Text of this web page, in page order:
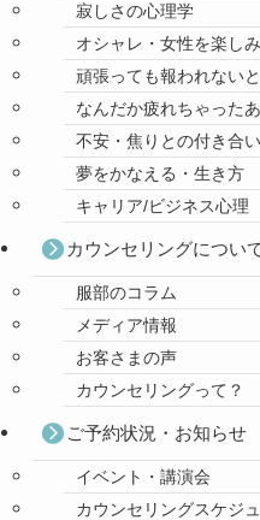
寂しさの心理学
オシャレ・女性を楽し
頑張っても報われない
なんだか疲れちゃった
不安・焦りとの付き合
夢をかなえる・生き方
キャリア/ビジネス心理
カウンセリングについ
服部のコラム
メディア情報
お客さまの声
カウンセリングって？
ご予約状況・お知らせ
イベント・講演会
カウンセリングスケジ